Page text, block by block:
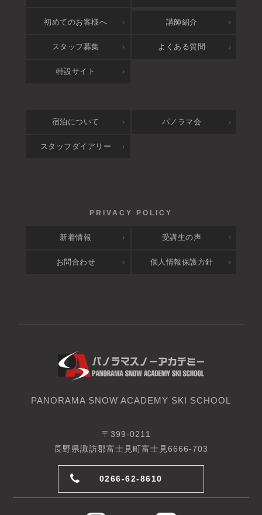
アクセス
初めてのお客様へ 講師紹介
スタッフ募集 よくある質問
特設サイト
宿泊について パノラマ会
スタッフダイアリー
新着情報 受講生の声
お問合わせ 個人情報保護方針
PANORAMA SNOW ACADEMY SKI SCHOOL
〒399-0211
長野県諏訪郡富士見町富士見6666-703
0266-62-8610